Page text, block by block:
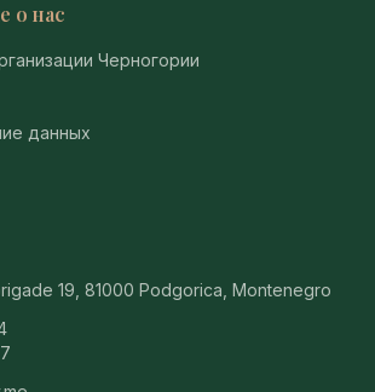
о нас
Черногории
данных
19, 81000 Podgorica, Montenegro